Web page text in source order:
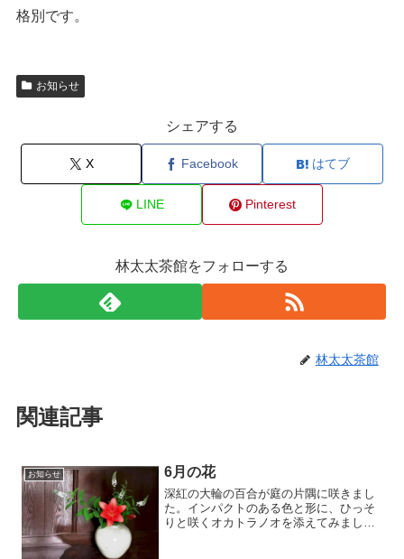
格別です。
お知らせ
シェアする
X Facebook はてブ
LINE Pinterest
林太太茶館をフォローする
林太太茶館
関連記事
お知らせ 6月の花
深紅の大輪の百合が庭の片隅に咲きまし
た。インパクトのある色と形に、ひっそ
りと咲くオカトラノオを添えてみまし